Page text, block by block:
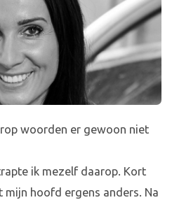
woorden er gewoon niet
ik mezelf daarop. Kort
hoofd ergens anders. Na